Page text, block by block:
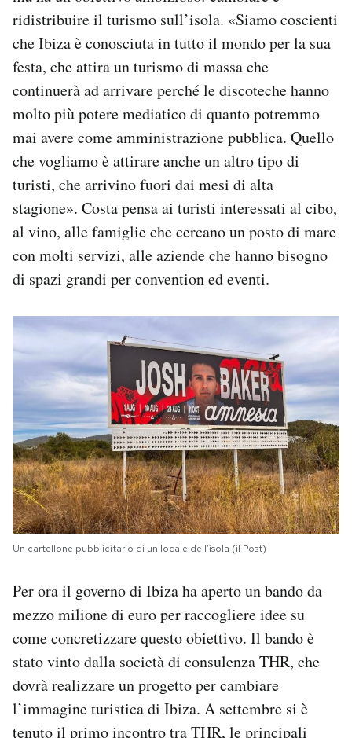
ridistribuire il turismo sull’isola. «Siamo coscienti
che Ibiza è conosciuta in tutto il mondo per la sua
festa, che attira un turismo di massa che
continuerà ad arrivare perché le discoteche hanno
molto più potere mediatico di quanto potremmo
mai avere come amministrazione pubblica. Quello
che vogliamo è attirare anche un altro tipo di
turisti, che arrivino fuori dai mesi di alta
stagione». Costa pensa ai turisti interessati al cibo,
al vino, alle famiglie che cercano un posto di mare
con molti servizi, alle aziende che hanno bisogno
di spazi grandi per convention ed eventi.
Un cartellone pubblicitario di un locale dell’isola (il Post)
Per ora il governo di Ibiza ha aperto un bando da
mezzo milione di euro per raccogliere idee su
come concretizzare questo obiettivo. Il bando è
stato vinto dalla società di consulenza THR, che
dovrà realizzare un progetto per cambiare
l’immagine turistica di Ibiza. A settembre si è
tenuto il primo incontro tra THR, le principali